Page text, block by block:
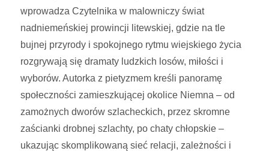
wprowadza Czytelnika w malowniczy świat
nadniemeńskiej prowincji litewskiej, gdzie na tle
bujnej przyrody i spokojnego rytmu wiejskiego życia
rozgrywają się dramaty ludzkich losów, miłości i
wyborów. Autorka z pietyzmem kreśli panoramę
społeczności zamieszkującej okolice Niemna – od
zamożnych dworów szlacheckich, przez skromne
zaścianki drobnej szlachty, po chaty chłopskie –
ukazując skomplikowaną sieć relacji, zależności i